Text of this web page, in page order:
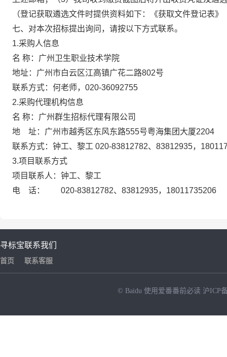
（登记获取遴选文件时提供资料如下：《获取文件登记表
七、对本次招标提出询问，请按以下方式联系。
1.采购人信息
名 称：广州卫生职业技术学院
地址：广州市白云区江高镇广花二路802
联系方式：何老师，020-36092755
2.采购代理机构信息
名 称：广州群生招标代理有限公
地 址：广州市越秀区东风东路555号粤
联系方式：钟工、黎工 020-83812782、
3.项目联系方式
项目联系人：钟工、黎工
电 话： 020-83812782、83812935，18011735206
寻标宝
首页
联系我们
联系客服
© Baidu 使用爱番番前必读 沪ICP